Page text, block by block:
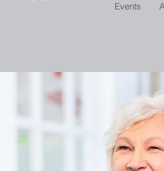
Events